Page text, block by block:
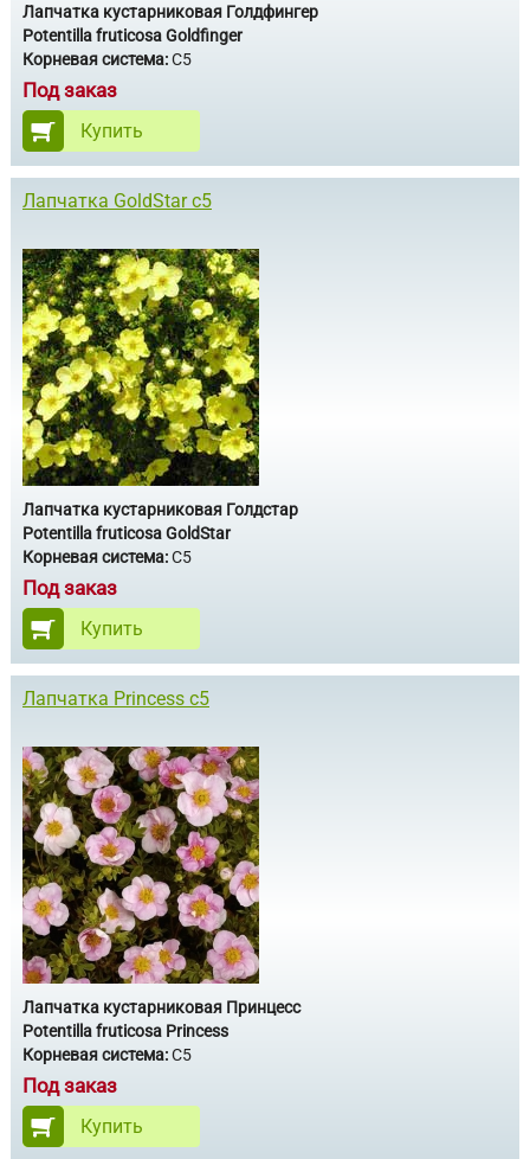
Лапчатка кустарниковая Голдфингер
Potentilla fruticosa Goldfinger
Корневая система:С5
Под заказ
Купить
Лапчатка GoldStar c5
Лапчатка кустарниковая Голдстар
Potentilla fruticosa GoldStar
Корневая система:С5
Под заказ
Купить
Лапчатка Princess c5
Лапчатка кустарниковая Принцесс
Potentilla fruticosa Princess
Корневая система:С5
Под заказ
Купить